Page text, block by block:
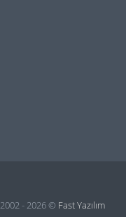
2002 - 2026 © Fast Yazılım